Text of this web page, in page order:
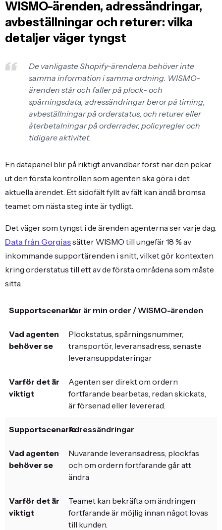
WISMO-ärenden, adressändringar,
avbeställningar och returer: vilka
detaljer väger tyngst
De vanligaste Shopify-ärendena behöver inte
samma information i samma ordning. WISMO-
ärenden står och faller på plock- och
spårningsdata, adressändringar beror på timing,
avbeställningar på orderstatus, och returer eller
återbetalningar på orderrader, policyregler och
tidigare aktivitet.
En datapanel blir på riktigt användbar först när den pekar
ut den första kontrollen som agenten ska göra i det
aktuella ärendet. Ett sidofält fyllt av fält kan ändå bromsa
teamet om nästa steg inte är tydligt.
Det väger som tyngst i de ärenden agenterna ser varje dag.
Data från Gorgiassätter WISMO till ungefär 18 % av
inkommande supportärenden i snitt, vilket gör kontexten
kring orderstatus till ett av de första områdena som måste
sitta.
Var är min order / WISMO-ärenden
Plockstatus, spårningsnummer,
transportör, leveransadress, senaste
leveransuppdateringar
Agenten ser direkt om ordern
fortfarande bearbetas, redan skickats,
är försenad eller levererad.
Adressändringar
Nuvarande leveransadress, plockfas
och om ordern fortfarande går att
ändra
Teamet kan bekräfta om ändringen
fortfarande är möjlig innan något lovas
till kunden.